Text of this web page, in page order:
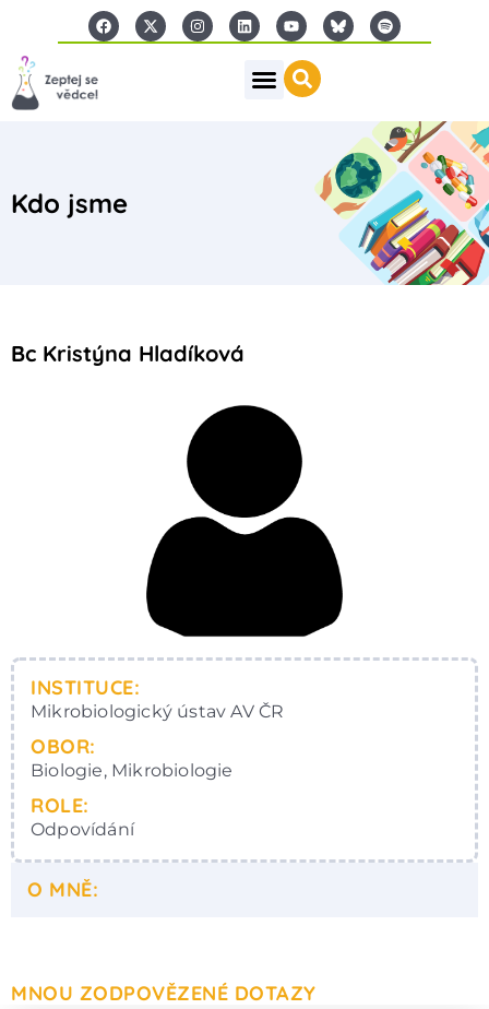
Kdo jsme
Bc Kristýna Hladíková
INSTITUCE:
Mikrobiologický ústav AV ČR
OBOR:
Biologie, Mikrobiologie
ROLE:
Odpovídání
O MNĚ:
MNOU ZODPOVĚZENÉ DOTAZY